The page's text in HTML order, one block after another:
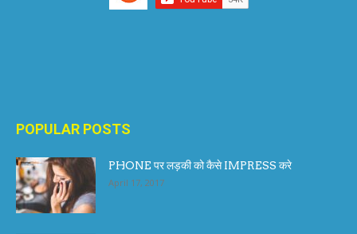
POPULAR POSTS
PHONE पर लड़की को कैसे IMPRESS करे
April 17, 2017